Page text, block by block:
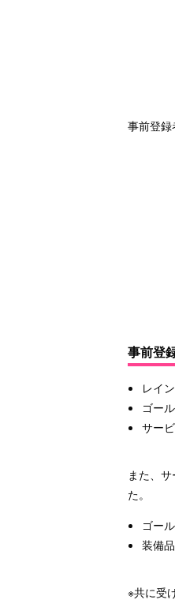
事前登録
事前登
レイ
ゴー
サー
また、
た。
ゴー
装備
※共に受